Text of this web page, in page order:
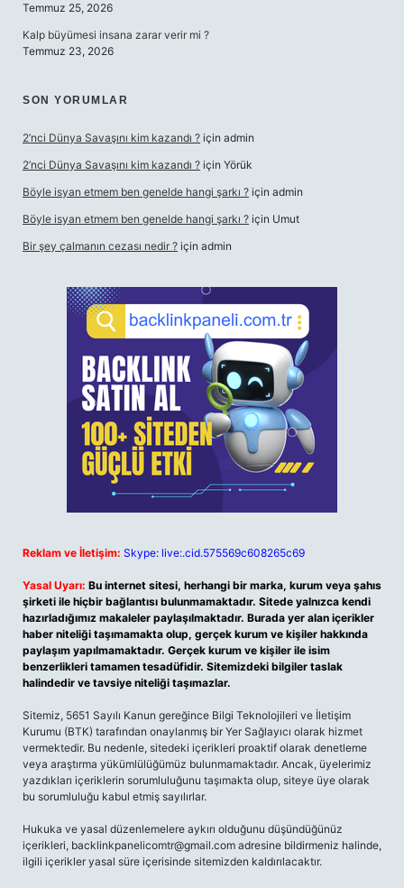
Temmuz 25, 2026
Kalp büyümesi insana zarar verir mi ?
Temmuz 23, 2026
SON YORUMLAR
2’nci Dünya Savaşını kim kazandı ? için admin
2’nci Dünya Savaşını kim kazandı ? için Yörük
Böyle isyan etmem ben genelde hangi şarkı ? için admin
Böyle isyan etmem ben genelde hangi şarkı ? için Umut
Bir şey çalmanın cezası nedir ? için admin
Reklam ve İletişim: Skype: live:.cid.575569c608265c69
Yasal Uyarı: Bu internet sitesi, herhangi bir marka, kurum veya şahıs
şirketi ile hiçbir bağlantısı bulunmamaktadır. Sitede yalnızca kendi
hazırladığımız makaleler paylaşılmaktadır. Burada yer alan içerikler
haber niteliği taşımamakta olup, gerçek kurum ve kişiler hakkında
paylaşım yapılmamaktadır. Gerçek kurum ve kişiler ile isim
benzerlikleri tamamen tesadüfidir. Sitemizdeki bilgiler taslak
halindedir ve tavsiye niteliği taşımazlar.
Sitemiz, 5651 Sayılı Kanun gereğince Bilgi Teknolojileri ve İletişim
Kurumu (BTK) tarafından onaylanmış bir Yer Sağlayıcı olarak hizmet
vermektedir. Bu nedenle, sitedeki içerikleri proaktif olarak denetleme
veya araştırma yükümlülüğümüz bulunmamaktadır. Ancak, üyelerimiz
yazdıkları içeriklerin sorumluluğunu taşımakta olup, siteye üye olarak
bu sorumluluğu kabul etmiş sayılırlar.
Hukuka ve yasal düzenlemelere aykırı olduğunu düşündüğünüz
içerikleri, backlinkpanelicomtr@gmail.com adresine bildirmeniz halinde,
ilgili içerikler yasal süre içerisinde sitemizden kaldırılacaktır.